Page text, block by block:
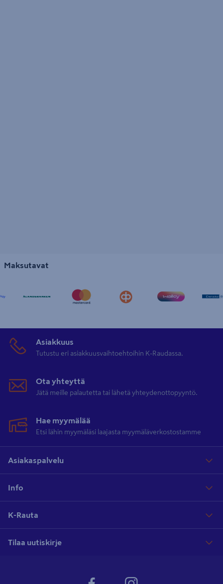
Maksutavat
Asiakkuus
Tutustu eri asiakkuusvaihtoehtoihin K-Raudassa.
Ota yhteyttä
Jätä meille palautetta tai lähetä yhteydenottopyyntö.
Hae myymälää
Etsi lähin myymäläsi laajasta myymäläverkostostamme
Asiakaspalvelu
Info
K-Rauta
Tilaa uutiskirje